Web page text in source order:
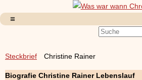
Steckbrief Christine Rainer
Biografie Christine Rainer Lebenslauf